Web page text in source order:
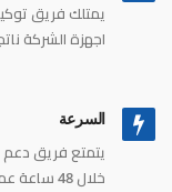
يمتلك فريق
اجهزة الشركة
السرعة
يتمتع فريق دعم
خلال 48 ساعة عمل.